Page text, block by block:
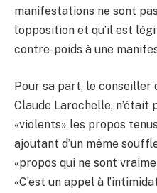
manifestations ne sont
l’opposition et qu’il est
contre-poids à une
Pour sa part, le conseiller
Claude Larochelle, n’était
«violents» les propos
ajoutant d’un même
«propos qui ne sont
«C’est un appel à